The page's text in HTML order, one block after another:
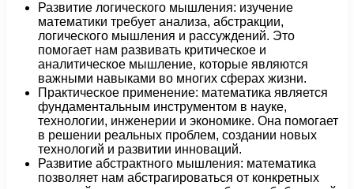
Развитие логического мышления: изучение
математики требует анализа, абстракции,
логического мышления и рассуждений. Это
помогает нам развивать критическое и
аналитическое мышление, которые являются
важными навыками во многих сферах жизни.
Практическое применение: математика является
фундаментальным инструментом в науке,
технологии, инженерии и экономике. Она помогает
в решении реальных проблем, создании новых
технологий и развитии инноваций.
Развитие абстрактного мышления: математика
позволяет нам абстрагироваться от конкретных